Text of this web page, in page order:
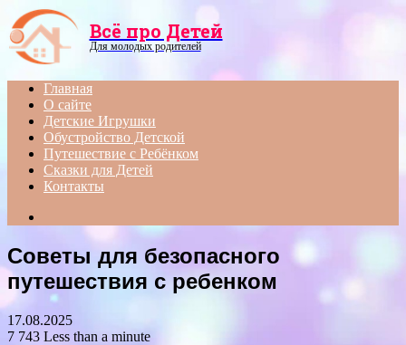
Menu
Всё про Детей
Для молодых родителей
Главная
О сайте
Детские Игрушки
Обустройство Детской
Путешествие с Ребёнком
Сказки для Детей
Контакты
Советы для безопасного
путешествия с ребенком
17.08.2025
7 743 Less than a minute